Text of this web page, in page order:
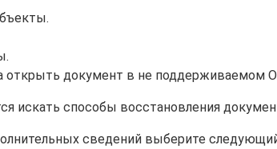
открыть документ в не поддерживаемом
искать способы восстановления
сведений выберите